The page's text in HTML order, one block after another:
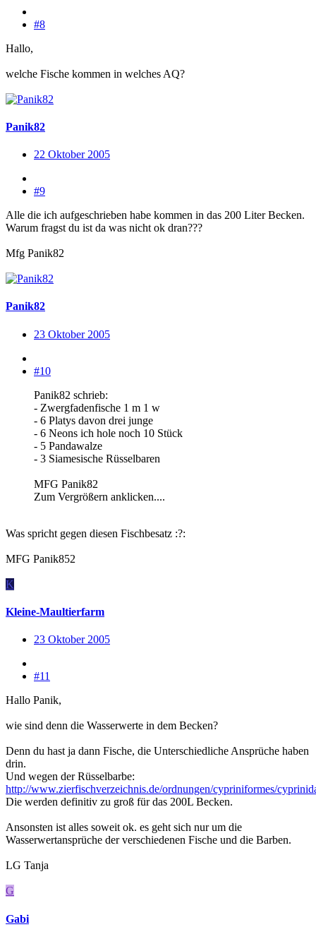
#8
Hallo,
welche Fische kommen in welches AQ?
Panik82
22 Oktober 2005
#9
Alle die ich aufgeschrieben habe kommen in das 200 Liter Becken.
Warum fragst du ist da was nicht ok dran???
Mfg Panik82
Panik82
23 Oktober 2005
#10
Panik82 schrieb:
- Zwergfadenfische 1 m 1 w
- 6 Platys davon drei junge
- 6 Neons ich hole noch 10 Stück
- 5 Pandawalze
- 3 Siamesische Rüsselbaren
MFG Panik82
Zum Vergrößern anklicken....
Was spricht gegen diesen Fischbesatz :?:
MFG Panik852
K
Kleine-Maultierfarm
23 Oktober 2005
#11
Hallo Panik,
wie sind denn die Wasserwerte in dem Becken?
Denn du hast ja dann Fische, die Unterschiedliche Ansprüche haben
drin.
Und wegen der Rüsselbarbe:
http://www.zierfischverzeichnis.de/ordnungen/cypriniformes/
Die werden definitiv zu groß für das 200L Becken.
Ansonsten ist alles soweit ok. es geht sich nur um die
Wasserwertansprüche der verschiedenen Fische und die Barben.
LG Tanja
G
Gabi